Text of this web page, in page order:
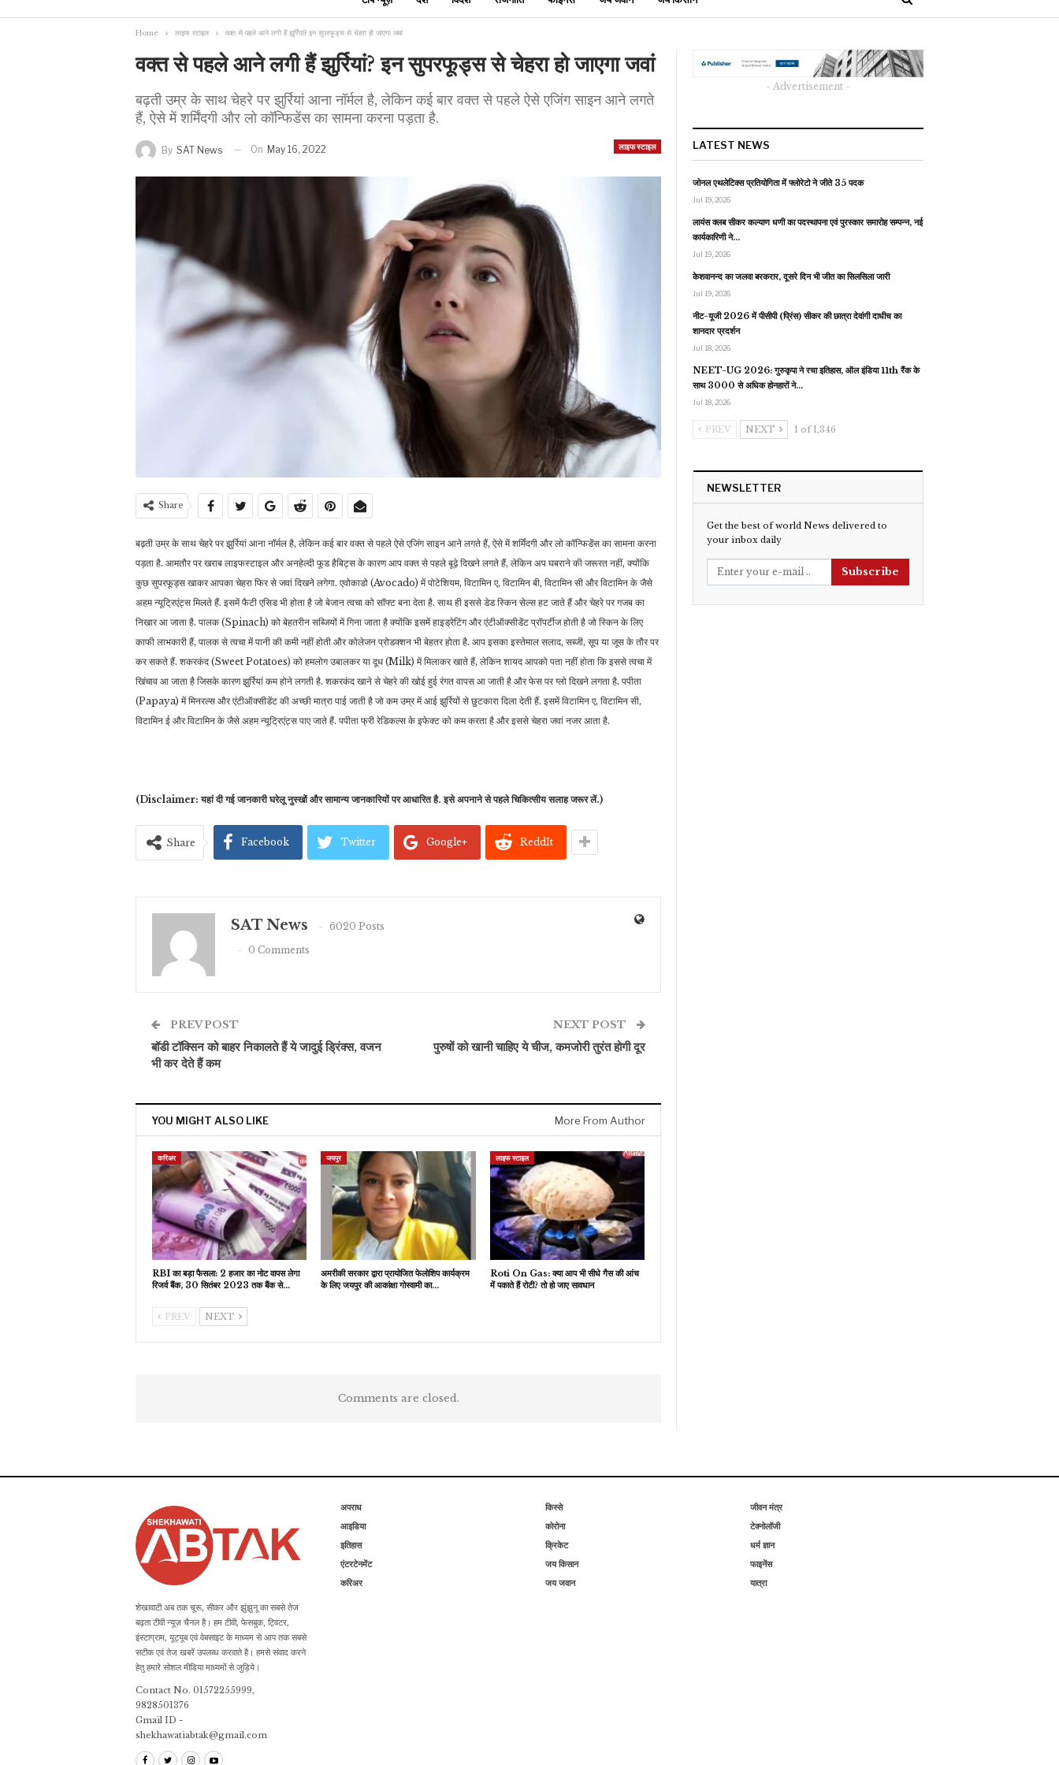
Home लाइफ स्टाइल वक्त से पहले आने लगी हैं झुर्रियां? इन सुपरफूड्स से चेहरा हो जाएगा जवां
वक्त से पहले आने लगी हैं झुर्रियां? इन सुपरफूड्स से चेहरा हो जाएगा जवां
बढ़ती उम्र के साथ चेहरे पर झुर्रियां आना नॉर्मल है, लेकिन कई बार वक्त से पहले ऐसे एजिंग साइन आने लगते
हैं, ऐसे में शर्मिंदगी और लो कॉन्फिडेंस का सामना करना पड़ता है.
लाइफ स्टाइल
By SAT News On May 16, 2022
Share
बढ़ती उम्र के साथ चेहरे पर झुर्रियां आना नॉर्मल है, लेकिन कई बार वक्त से पहले ऐसे एजिंग साइन आने लगते हैं, ऐसे में शर्मिंदगी और लो कॉन्फिडेंस का सामना करना
पड़ता है. आमतौर पर खराब लाइफस्टाइल और अनहेल्दी फूड हैबिट्स के कारण आप वक्त से पहले बूढ़े दिखने लगते हैं, लेकिन अप घबराने की जरूरत नहीं, क्योंकि
कुछ सुपरफूड्स खाकर आपका चेहरा फिर से जवां दिखने लगेगा. एवोकाडो (Avocado) में पोटेशियम, विटामिन ए, विटामिन बी, विटामिन सी और विटामिन के जैसे
अहम न्यूट्रिएंट्स मिलते हैं. इसमें फैटी एसिड भी होता है जो बेजान त्वचा को सॉफ्ट बना देता है. साथ ही इससे डेड स्किन सेल्स हट जाते हैं और चेहरे पर गजब का
निखार आ जाता है. पालक (Spinach) को बेहतरीन सब्जियों में गिना जाता है क्योंकि इसमें हाइड्रेटिंग और एंटीऑक्सीडेंट प्रॉपर्टीज होती है जो स्किन के लिए
काफी लाभकारी हैं, पालक से त्वचा में पानी की कमी नहीं होती और कोलेजन प्रोडक्शन भी बेहतर होता है. आप इसका इस्तेमाल सलाद, सब्जी, सूप या जूस के तौर पर
कर सकते हैं. शकरकंद (Sweet Potatoes) को हमलोग उबालकर या दूध (Milk) में मिलाकर खाते हैं, लेकिन शायद आपको पता नहीं होता कि इससे त्वचा में
खिंचाव आ जाता है जिसके कारण झुर्रियां कम होने लगती है. शकरकंद खाने से चेहरे की खोई हुई रंगत वापस आ जाती है और फेस पर ग्लो दिखने लगता है. पपीता
(Papaya) में मिनरल्स और एंटीऑक्सीडेंट की अच्छी मात्रा पाई जाती है जो कम उम्र में आई झुर्रियों से छुटकारा दिला देती हैं. इसमें विटामिन ए, विटामिन सी,
विटामिन ई और विटामिन के जैसे अहम न्यूट्रिएंट्स पाए जाते हैं. पपीता फ्री रेडिकल्स के इफेक्ट को कम करता है और इससे चेहरा जवां नजर आता है.
(Disclaimer: यहां दी गई जानकारी घरेलू नुस्खों और सामान्य जानकारियों पर आधारित है. इसे अपनाने से पहले चिकित्सीय सलाह जरूर लें.)
Share Facebook Twitter Google+ ReddIt
SAT News
6020 Posts
0 Comments
PREV POST
बॉडी टॉक्सिन को बाहर निकालते हैं ये जादुई ड्रिंक्स, वजन
भी कर देते हैं कम
NEXT POST
पुरुषों को खानी चाहिए ये चीज, कमजोरी तुरंत होगी दूर
YOU MIGHT ALSO LIKE More From Author
करिअर
RBI का बड़ा फैसला: 2 हजार का नोट वापस लेगा
रिजर्व बैंक, 30 सितंबर 2023 तक बैंक से…
जयपुर
अमरीकी सरकार द्वारा प्रायोजित फेलोशिप कार्यक्रम
के लिए जयपुर की आकांक्षा गोस्वामी का…
लाइफ स्टाइल
​Roti On Gas: क्या आप भी सीधे गैस की आंच
में पकाते हैं रोटी? तो हो जाए सावधान
PREV NEXT
Comments are closed.
- Advertisement -
LATEST NEWS
जोनल एथलेटिक्स प्रतियोगिता में फ्लोरेटो ने जीते 35 पदक
Jul 19, 2026
लायंस क्लब सीकर कल्याण धणी का पदस्थापना एवं पुरस्कार समारोह सम्पन्न, नई
कार्यकारिणी ने…
Jul 19, 2026
केशवानन्द का जलवा बरकरार, दूसरे दिन भी जीत का सिलसिला जारी
Jul 19, 2026
नीट-यूजी 2026 में पीसीपी (प्रिंस) सीकर की छात्रा देवांगी दाधीच का
शानदार प्रदर्शन
Jul 18, 2026
NEET-UG 2026: गुरुकृपा ने रचा इतिहास, ऑल इंडिया 11th रैंक के
साथ 3000 से अधिक होनहारों ने…
Jul 18, 2026
PREV NEXT 1 of 1,346
NEWSLETTER
Get the best of world News delivered to
your inbox daily
Subscribe
शेखावाटी अब तक चूरू, सीकर और झुंझुनू का सबसे तेज
बढ़ता टीवी न्यूज़ चैनल है। हम टीवी, फेसबुक, ट्विटर,
इंस्टाग्राम, यूट्यूब एवं वेबसाइट के माध्यम से आप तक सबसे
सटीक एवं तेज खबरें उपलब्ध करवाते है। हमसे संवाद करने
हेतु हमारे सोशल मीडिया माध्यमों से जुड़िये।
Contact No. 01572255999,
9828501376
Gmail ID -
shekhawatiabtak@gmail.com
अपराध
आइडिया
इतिहास
एंटरटेनमेंट
करिअर
किस्से
कोरोना
क्रिकेट
जय किसान
जय जवान
जीवन मंत्र
टेक्नोलॉजी
धर्म ज्ञान
फाइनेंस
यात्रा